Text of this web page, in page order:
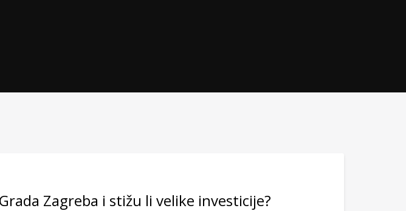
Zagreba i stižu li velike investicije?